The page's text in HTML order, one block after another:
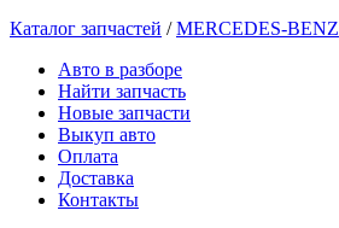
Каталог запчастей /MERCEDES-BENZ
Авто в разборе
Найти запчасть
Новые запчасти
Выкуп авто
Оплата
Доставка
Контакты